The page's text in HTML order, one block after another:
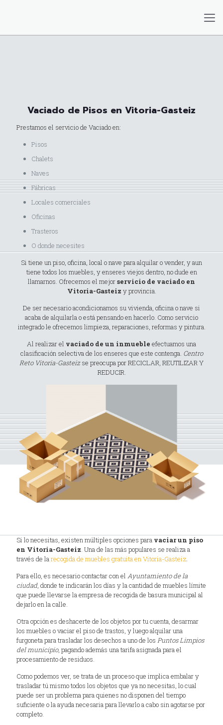
Vaciado de Pisos en Vitoria-Gasteiz
Prestamos el servicio de Vaciado en:
Pisos
Chalets
Naves
Fábricas
Locales comerciales
Oficinas
Trasteros
O donde necesites
Si tiene un piso, oficina, local o nave para alquilar o vender, y aun
tiene todos los muebles, y enseres viejos dentro, no dude en
llamarnos. Ofrecemos el mejorservicio de vaciado en
Vitoria-Gasteiz y provincia.
De ser necesario acondicionamos su vivienda, oficina o nave si
acaba de alquilarla o está pensando en hacerlo. Como servicio
integrado le ofrecemos limpieza, reparaciones, reformas y pintura.
Al realizar el vaciado de un inmueble efectuamos una
clasificación selectiva de los enseres que este contenga. Centro
Reto Vitoria-Gasteizse preocupa por RECICLAR, REUTILIZAR Y
REDUCIR.
Si lo necesitas, existen múltiples opciones para vaciar un piso
en Vitoria-Gasteiz . Una de las más populares se realiza a
través de la recogida de muebles gratuita en Vitoria-Gasteiz
Para ello, es necesario contactar con el Ayuntamiento de la
ciudad, donde te indicarán los días y la cantidad de muebles límite
que puede llevarse la empresa de recogida de basura municipal al
dejarlo en la calle.
Otra opción es deshacerte de los objetos por tu cuenta, desarmar
los muebles o vaciar el piso de trastos, y luego alquilar una
furgoneta para trasladar los desechos a uno de los Puntos Limpios
del municipio, pagando además una tarifa asignada para el
procesamiento de residuos.
Como podemos ver, se trata de un proceso que implica embalar y
trasladar tú mismo todos los objetos que ya no necesitas, lo cual
puede ser un problema para quienes no disponen del tiempo
suficiente o la ayuda necesaria para llevarlo a cabo sin agotarse por
completo.